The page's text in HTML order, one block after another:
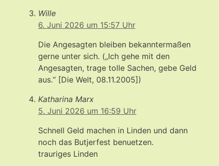
Wille
6. Juni 2026 um 15:57 Uhr
Die Angesagten bleiben bekanntermaßen
gerne unter sich. („Ich gehe mit den
Angesagten, trage tolle Sachen, gebe Geld
aus.“ [Die Welt, 08.11.2005])
Katharina Marx
5. Juni 2026 um 16:59 Uhr
Schnell Geld machen in Linden und dann
noch das Butjerfest benuetzen.
trauriges Linden